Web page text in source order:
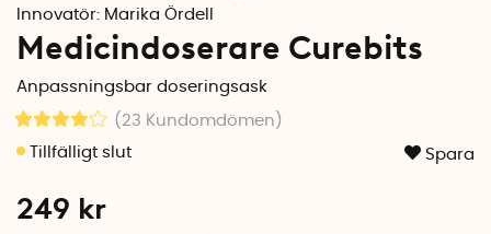
Innovatör: Marika Ördell
Medicindoserare Curebits
Anpassningsbar doseringsask
(23 Kundomdömen )
Spara
249 kr